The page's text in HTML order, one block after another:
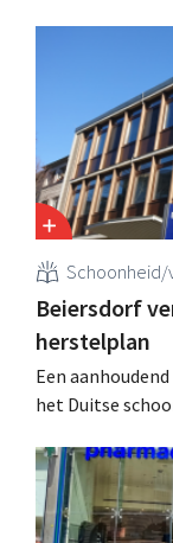
Schoonheid/
Beiersdorf
herstelplan
Een
het Duitse
omzetdaling